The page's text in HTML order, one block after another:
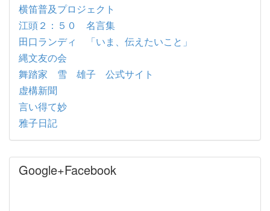
横笛普及プロジェクト
江頭２：５０ 名言集
田口ランディ 「いま、伝えたいこと」
縄文友の会
舞踏家 雪 雄子 公式サイト
虚構新聞
言い得て妙
雅子日記
Google+Facebook